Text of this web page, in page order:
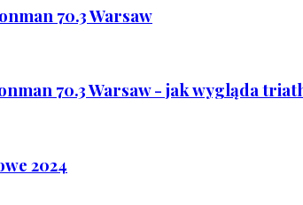
70.3 Warsaw
70.3 Warsaw - jak wygląda
2024